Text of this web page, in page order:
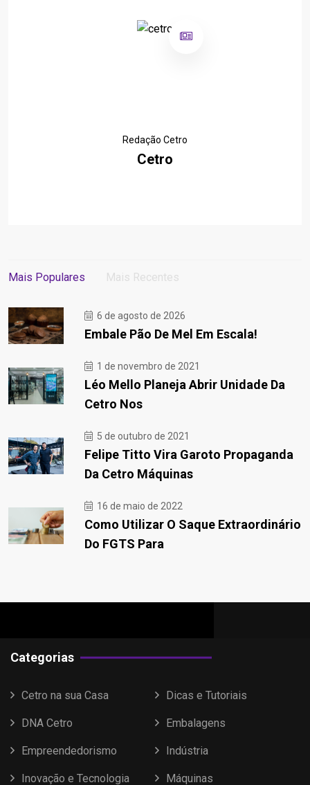
Redação Cetro
Cetro
Mais Populares Mais Recentes
6 de agosto de 2026
Embale Pão De Mel Em Escala!
1 de novembro de 2021
Léo Mello Planeja Abrir Unidade Da
Cetro Nos
5 de outubro de 2021
Felipe Titto Vira Garoto Propaganda
Da Cetro Máquinas
16 de maio de 2022
Como Utilizar O Saque Extraordinário
Do FGTS Para
Categorias
Cetro na sua Casa Dicas e Tutoriais
DNA Cetro Embalagens
Empreendedorismo Indústria
Inovação e Tecnologia Máquinas